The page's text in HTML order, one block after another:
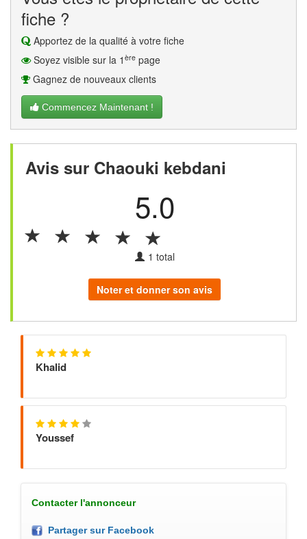
fiche ?
Apportez de la qualité à votre fiche
Soyez visible sur la 1 ère page
Gagnez de nouveaux clients
Commencez Maintenant !
Avis sur Chaouki kebdani
5.0
1 total
Noter et donner son avis
Khalid
Youssef
Contacter l'annonceur
Partager sur Facebook